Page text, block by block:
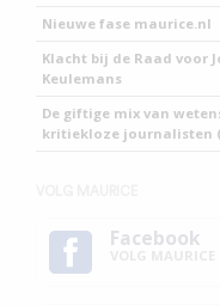
Nieuwe fase maurice.nl
Klacht bij de Raad voor
Keulemans
De giftige mix van
kritiekloze journalisten
Facebook